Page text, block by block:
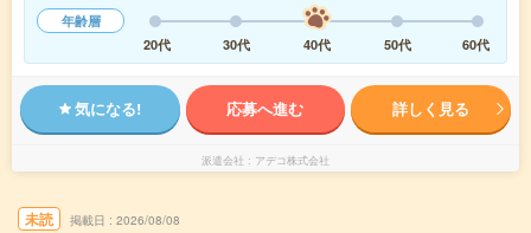
年齢層
20代
30代 40代 50代 60代
気になる! 応募へ進む 詳しく見る
派遣会社 アデコ株式会社
未読 掲載日 2026/08/08